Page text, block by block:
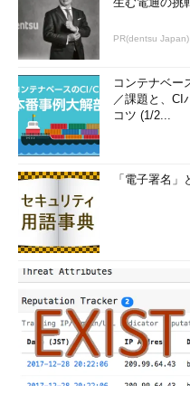
PR(dentsu Japan)
コンテナベー
／課題と、CI
コツ (1/2...
「電子署名